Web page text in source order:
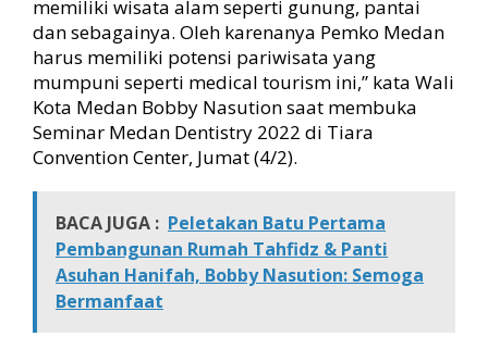
a
b
o
r
a
s
i
W
u
d
k
a
n
memiliki wisata alam seperti gunung, pantai
dan sebagainya. Oleh karenanya Pemko Medan
harus memiliki potensi pariwisata yang
mumpuni seperti medical tourism ini,” kata Wali
Kota Medan Bobby Nasution saat membuka
Seminar Medan Dentistry 2022 di Tiara
Convention Center, Jumat (4/2).
BACA JUGA : Peletakan Batu Pertama
Pembangunan Rumah Tahfidz & Panti
Asuhan Hanifah, Bobby Nasution: Semoga
Bermanfaat